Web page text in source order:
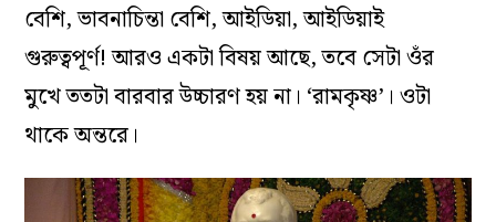
বেশি, ভাবনাচিন্তা বেশি, আইডিয়া, আইডিয়াই
গুরুত্বপূর্ণ! আরও একটা বিষয় আছে, তবে সেটা ওঁর
মুখে ততটা বারবার উচ্চারণ হয় না। ‘রামকৃষ্ণ’। ওটা
থাকে অন্তরে।